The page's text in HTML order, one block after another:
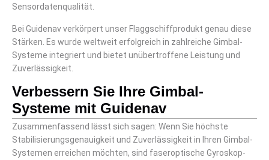
Sensordatenqualität.
Bei Guidenav verkörpert unser Flaggschiffprodukt genau diese
Stärken. Es wurde weltweit erfolgreich in zahlreiche Gimbal-
Systeme integriert und bietet unübertroffene Leistung und
Zuverlässigkeit.
Verbessern Sie Ihre Gimbal-
Systeme mit Guidenav
Zusammenfassend lässt sich sagen: Wenn Sie höchste
Stabilisierungsgenauigkeit und Zuverlässigkeit in Ihren Gimbal-
Systemen erreichen möchten, sind faseroptische Gyroskop-